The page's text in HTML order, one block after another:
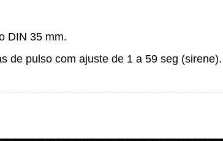
DIN 35 mm.
de pulso com ajuste de 1 a 59 seg (sirene).